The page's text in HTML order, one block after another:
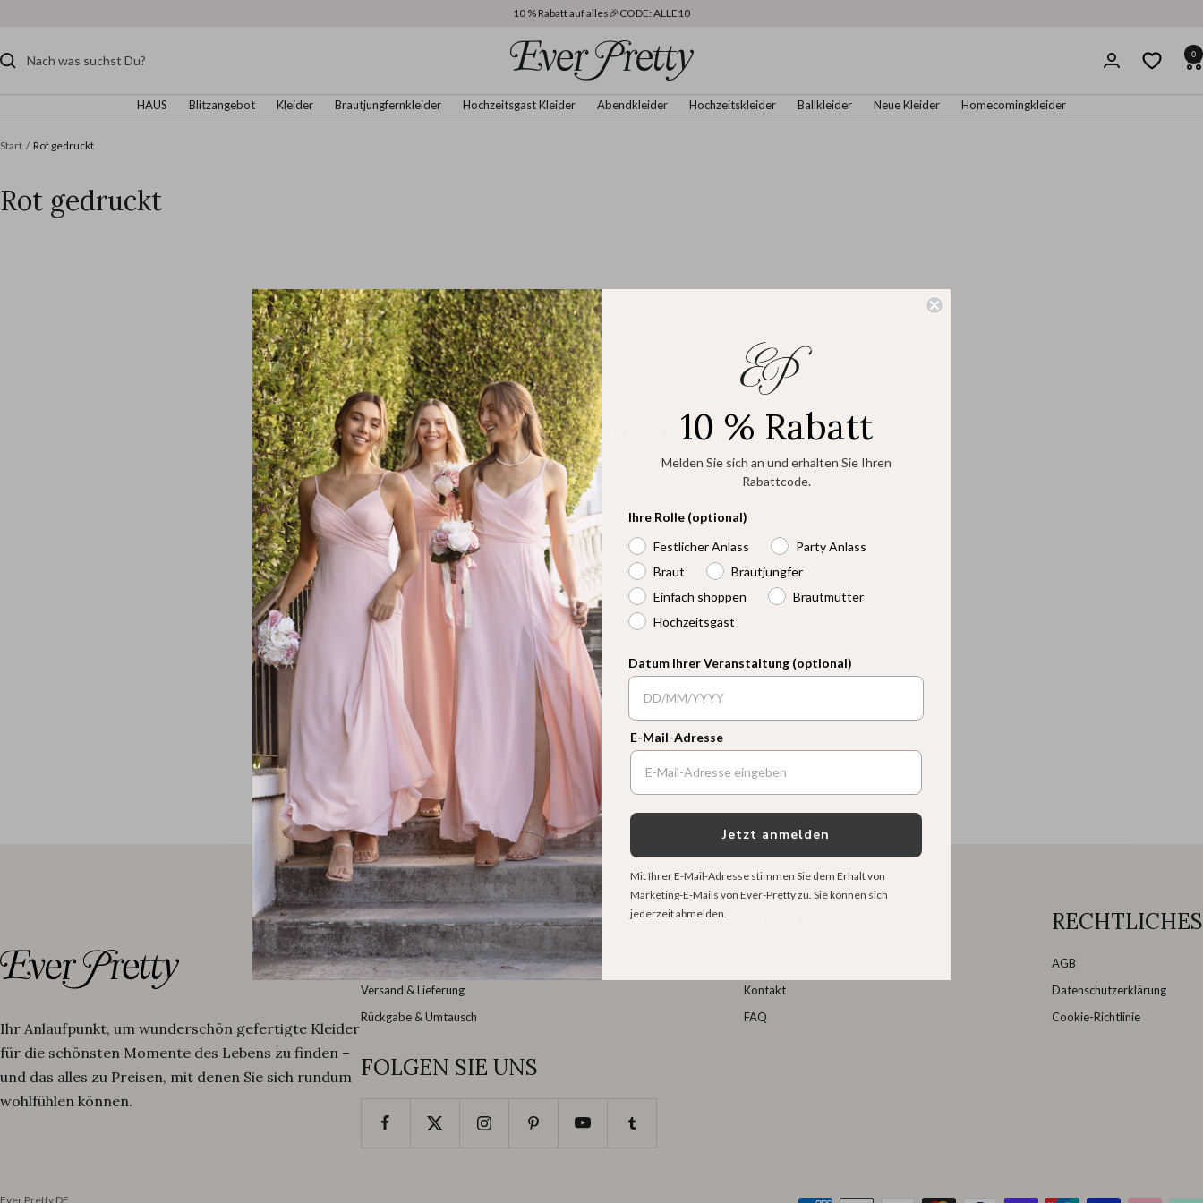
Inhalt
10 % Rabatt auf alles🎉CODE: ALLE10
Ever
Pretty
DE
0
HAUS Blitzangebot Kleider Brautjungfernkleider Hochzeitsgast Kleider Abendkleider Hochzeitskleider Ballkleider Neue Kleider Homecomingkleider
Start Rot gedruckt
Rot gedruckt
Leere Kategorie
Diese Kategorie enthält keine Produkte.
JETZT KAUFEN
Ihr Anlaufpunkt, um wunderschön gefertigte Kleider
für die schönsten Momente des Lebens zu finden –
und das alles zu Preisen, mit denen Sie sich rundum
wohlfühlen können.
SCHNELLLINKS
Größentabelle / Maßnehmen
Versand & Lieferung
Rückgabe & Umtausch
Kontakt
FAQ
RECHTLICHES
AGB
Datenschutzerklärung
Cookie-Richtlinie
FOLGEN SIE UNS
Ever Pretty DE
10 % Rabatt
Melden Sie sich an und erhalten Sie Ihren
Rabattcode.
Ihre Rolle (optional)
Festlicher Anlass
Party Anlass
Braut
Brautjungfer
Einfach shoppen
Brautmutter
Hochzeitsgast
Datum Ihrer Veranstaltung (optional)
E-Mail-Adresse
Jetzt anmelden
Mit Ihrer E-Mail-Adresse stimmen Sie dem Erhalt von
Marketing-E-Mails von Ever-Pretty zu. Sie können sich
jederzeit abmelden.